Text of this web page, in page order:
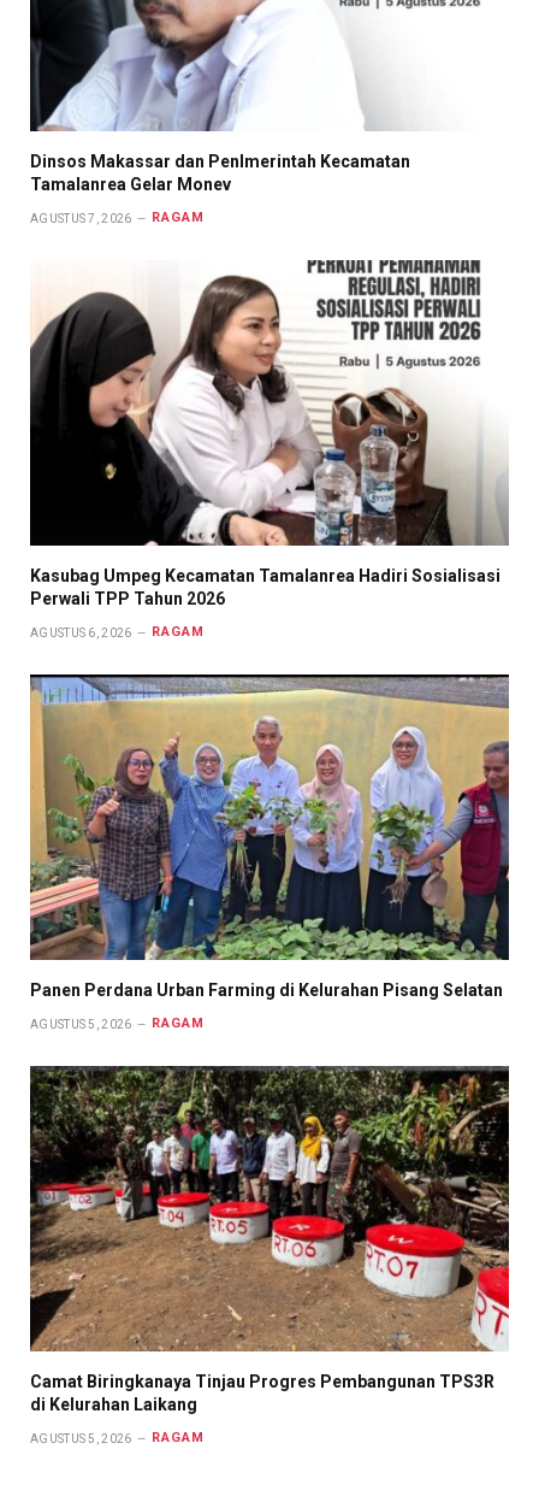
Dinsos Makassar dan Penlmerintah Kecamatan
Tamalanrea Gelar Monev
AGUSTUS 7, 2026 RAGAM
Kasubag Umpeg Kecamatan Tamalanrea Hadiri Sosialisasi
Perwali TPP Tahun 2026
AGUSTUS 6, 2026 RAGAM
Panen Perdana Urban Farming di Kelurahan Pisang Selatan
AGUSTUS 5, 2026 RAGAM
Camat Biringkanaya Tinjau Progres Pembangunan TPS3R
di Kelurahan Laikang
AGUSTUS 5, 2026 RAGAM